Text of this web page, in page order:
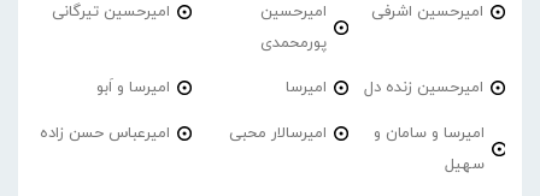
امیرحسین اشرفی
امیرحسین
پورمحمدی
امیرحسین تیرگانی
امیرحسین زنده دل امیرسا امیرسا و اَبو
امیرسا و سامان و
سهیل
امیرسالار محبی امیرعباس حسن زاده